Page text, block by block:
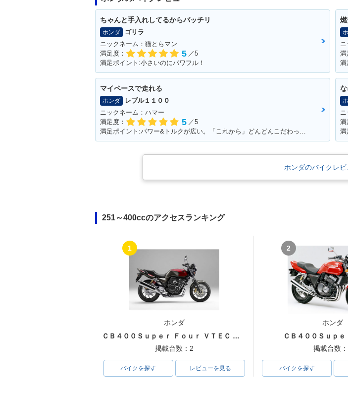
2010年 CB400 SUPER
FOUR HYPER VTEC R
evo ABS・カラーチェン
ジ
2010年 CB400 SUPER
FOUR HYPER VTEC R
2008年 CB400 SUPER
FOUR HYPER VTEC R
n・
2000年 CB400 SUPER
FOUR HYPER VTEC・
マイナーチェンジ
1999年 CB400 SUPER
FOUR HYPER VTEC・
フルモデルチェンジ
1998年 CB400 SUPER
FOUR VERSION S 50th
Anniversary Special・
特別・限定仕様
イナ
ちゃんと手入れしてるからバッチリ
ホンダ
ゴリラ
ニックネーム：猫とらマン
満足度：
5 ／5
満足ポイント:小さいのにパワフル！
燃
満
満
マイペースで走れる
ホンダ
レブル１１００
ニックネーム：ハマー
満足度：
5 ／5
満足ポイント:パワー&トルクが広い。「これから」どんどんこだわっていくのが楽しみ！
満
満
ホンダのバイクレビ
251～400ccのアクセスランキング
1
ホンダ
ＣＢ４００Ｓｕｐｅｒ Ｆｏｕｒ ＶＴＥＣ ＳＰＥＣ３
掲載台数：2
バイクを探す レビューを見る
2
ホンダ
ＣＢ４００Ｓｕｐｅ
掲載台数
バイクを探す